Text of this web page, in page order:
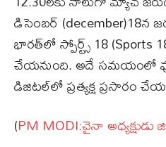
డిసెంబర్ (december)18న
భారత్‌లో స్పోర్ట్స్ 18 (Sports
చేయనుంది. అదే సమయంలో
డిజిటల్‌లో ప్రత్యక్ష ప్రసారం
(PM MODI:చైనా